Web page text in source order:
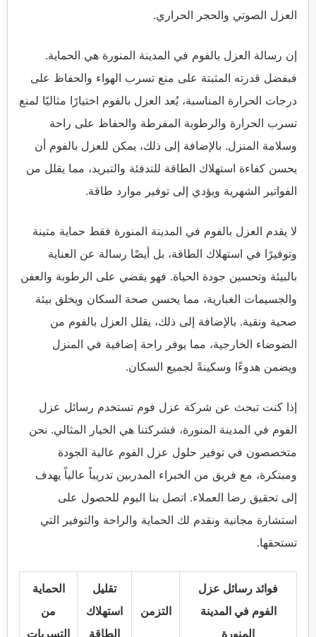
العزل الصوتي والحجر الحراري.
إن رسالة العزل بالفوم في المدينة المنورة هي الحماية.
فبفضل قدرته المثبتة على منع تسرب الهواء والحفاظ على
درجات الحرارة المناسبة، يُعد العزل بالفوم اختيارًا مثاليًا لمنع
تسرب الحرارة والرطوبة المفرطة والحفاظ على راحة
وسلامة المنزل. بالإضافة إلى ذلك، يمكن للعزل بالفوم أن
يحسن كفاءة استهلاك الطاقة للتدفئة والتبريد، مما يقلل من
الفواتير الشهرية ويؤدي إلى توفير موارد طاقة.
لا يقدم العزل بالفوم في المدينة المنورة فقط حماية متينة
وتوفيرًا في استهلاك الطاقة، بل أيضًا رسالة عن العناية
بالبيئة وتحسين جودة الحياة. فهو يقضي على الرطوبة والعفن
والجسيمات الغبارية، مما يحسن صحة السكان ويخلق بيئة
صحية ونقية. بالإضافة إلى ذلك، يقلل العزل بالفوم من
الضوضاء الخارجية، مما يوفر راحة إضافية في المنزل
ويضمن هدوءًا وسكينةً لجميع السكان.
إذا كنت تبحث عن شركة عزل فوم تستخدم رسائل عزل
الفوم في المدينة المنورة، فشركتنا هي الخيار المثالي. نحن
متخصصون في توفير حلول عزل الفوم عالية الجودة
ومبتكرة، مع فريق من الخبراء المدربين تدريباً عالياً يهدف
إلى تحقيق رضا العملاء. اتصل بنا اليوم للحصول على
استشارة مجانية ونقدم لك الحماية والراحة والتوفير التي
تستحقها.
فوائد رسائل عزل
الفوم في المدينة
المنورة
التزمن
تقليل
استهلاك
الطاقة
الحماية
من
التسربات